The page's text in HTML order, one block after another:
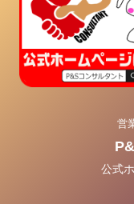
営
公式